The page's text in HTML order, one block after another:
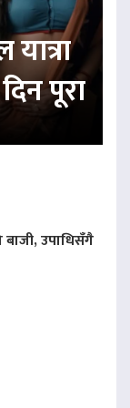
पूरा
उपाधिसँगै